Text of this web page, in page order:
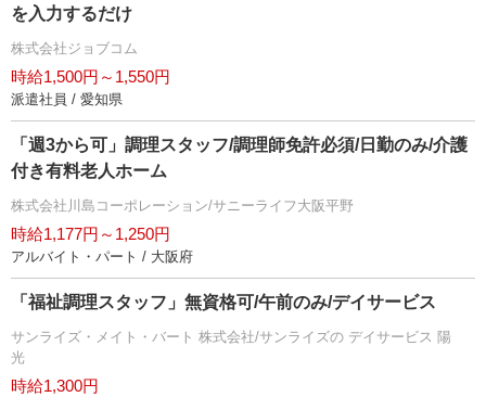
を入力するだけ
株式会社ジョブコム
時給1,500円～1,550円
派遣社員 / 愛知県
「週3から可」調理スタッフ/調理師免許必須/日勤のみ/介護
付き有料老人ホーム
株式会社川島コーポレーション/サニーライフ大阪平野
時給1,177円～1,250円
アルバイト・パート / 大阪府
「福祉調理スタッフ」無資格可/午前のみ/デイサービス
サンライズ・メイト・バート 株式会社/サンライズの デイサービス 陽
光
時給1,300円